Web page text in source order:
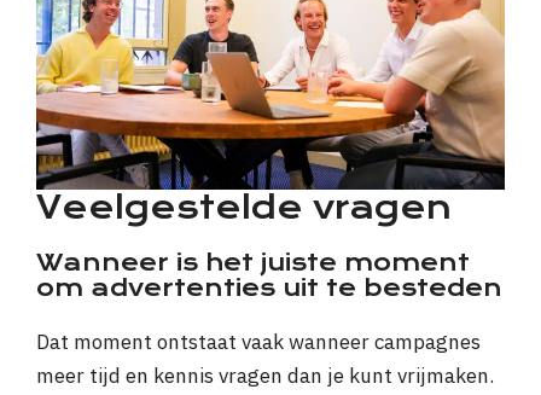
Veelgestelde vragen
Wanneer is het juiste moment
om advertenties uit te besteden
Dat moment ontstaat vaak wanneer campagnes
meer tijd en kennis vragen dan je kunt vrijmaken.